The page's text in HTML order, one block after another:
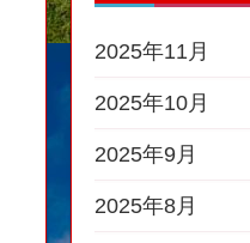
2025年11月
2025年10月
2025年9月
2025年8月